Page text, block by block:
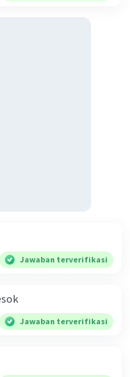
Jawaban terverifikasi
Jawaban terverifikasi